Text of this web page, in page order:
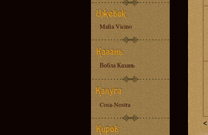
Mafia Vicino
Вобла Казань
Cosa-Nostra
<